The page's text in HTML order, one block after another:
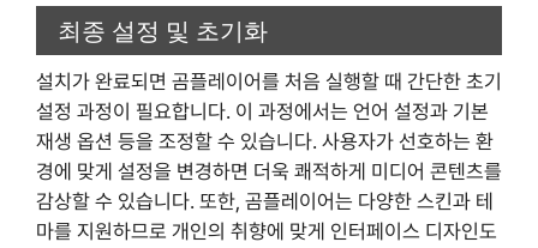
최종 설정 및 초기화
설치가 완료되면 곰플레이어를 처음 실행할 때 간단한 초기
설정 과정이 필요합니다. 이 과정에서는 언어 설정과 기본
재생 옵션 등을 조정할 수 있습니다. 사용자가 선호하는 환
경에 맞게 설정을 변경하면 더욱 쾌적하게 미디어 콘텐츠를
감상할 수 있습니다. 또한, 곰플레이어는 다양한 스킨과 테
마를 지원하므로 개인의 취향에 맞게 인터페이스 디자인도